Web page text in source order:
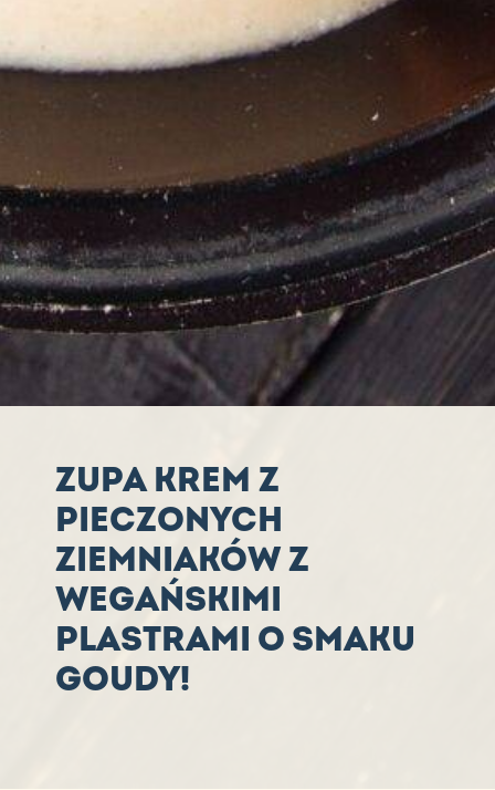
ZUPA KREM Z
PIECZONYCH
ZIEMNIAKÓW Z
WEGAŃSKIMI
PLASTRAMI O SMAKU
GOUDY!